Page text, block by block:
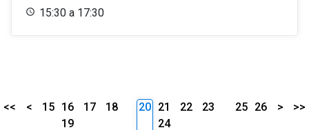
15:30 a 17:30
<< < 15 16 17
18
19
20 21 22
23
24
25 26 > >>